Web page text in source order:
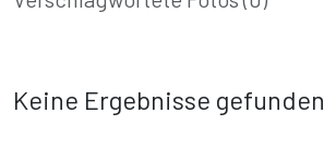
Keine Ergebnisse gefunden